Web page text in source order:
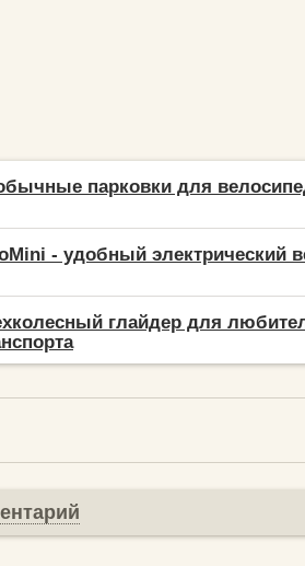
парковки для
- удобный электрический
глайдер для